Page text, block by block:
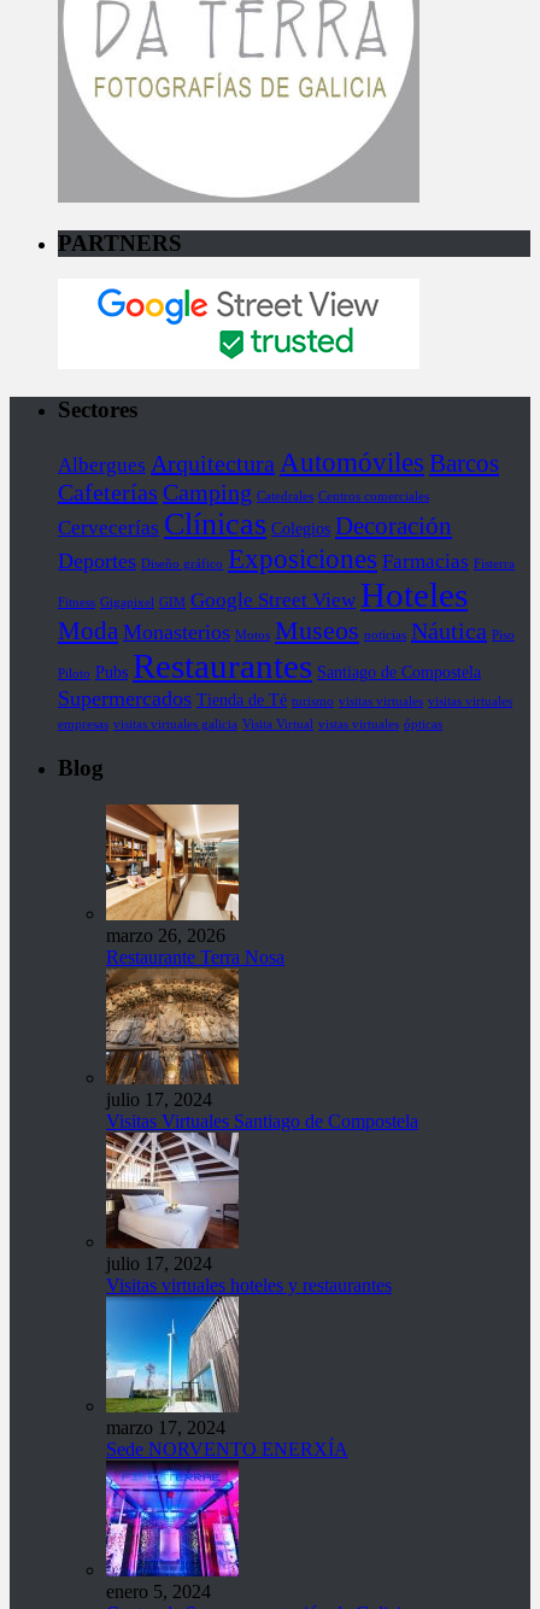
PARTNERS
Sectores
Albergues Arquitectura Automóviles Barcos
Cafeterías Camping Catedrales Centros comerciales
Cervecerías Clínicas Colegios Decoración
Deportes Diseño gráfico Exposiciones Farmacias Fisterra
Fitness Gigapixel GIM Google Street View Hoteles
Moda Monasterios Motos Museos noticias Náutica Piso
Piloto Pubs Restaurantes Santiago de Compostela
Supermercados Tienda de Té turismo visitas virtuales visitas virtuales
empresas visitas virtuales galicia Visita Virtual vistas virtuales ópticas
Blog
marzo 26, 2026
Restaurante Terra Nosa
julio 17, 2024
Visitas Virtuales Santiago de Compostela
julio 17, 2024
Visitas virtuales hoteles y restaurantes
marzo 17, 2024
Sede NORVENTO ENERXÍA
enero 5, 2024